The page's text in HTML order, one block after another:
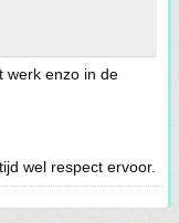
werk enzo in de
wel respect ervoor.